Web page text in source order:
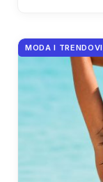
MODA I TRENDOVI